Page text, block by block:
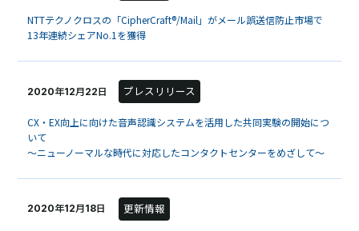
NTTテクノクロスの「CipherCraft®/Mail」がメール誤送信防止市場で
13年連続シェアNo.1を獲得
2020年12月22日 プレスリリース
CX・EX向上に向けた音声認識システムを活用した共同実験の開始につ
いて
～ニューノーマルな時代に対応したコンタクトセンターをめざして～
2020年12月18日 更新情報